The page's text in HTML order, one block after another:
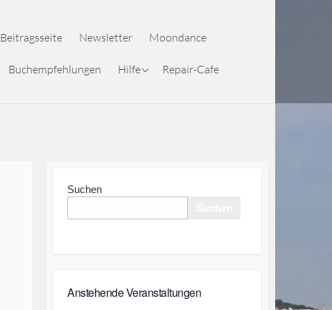
Beitragsseite Newsletter Moondance
Buchempfehlungen Hilfe
Hilfe Mobilegeräte
Repair-Cafe
Suchen
Anstehende Veranstaltungen